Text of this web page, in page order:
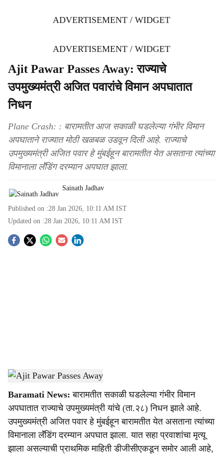
ADVERTISEMENT / WIDGET
ADVERTISEMENT / WIDGET
Ajit Pawar Passes Away: राज्याचे
उपमुख्यमंत्री अजित पवारांचे विमान अपघातात
निधन
Plane Crash: : बारामतीत आज सकाळी घडलेल्या गंभीर विमान
अपघाताने राज्यात मोठी खळबळ उडवून दिली आहे. राज्याचे
उपमुख्यमंत्री अजित पवार हे मुंबईहून बारामतीत येत असताना त्यांच्या
विमानाला लॅंडिंग दरम्यान अपघात झाला.
Sainath Jadhav
Published on :28 Jan 2026, 10:11 AM IST
Updated on :28 Jan 2026, 10:11 AM IST
S
a
r
e
Ajit Pawar Passes Away-Agrowon
Baramati News: बारामतीत सकाळी घडलेल्या गंभीर विमान
अपघातात राज्याचे उपमुख्यमंत्री यांचे (ता.२८) निधन झाले आहे.
उपमुख्यमंत्री अजित पवार हे मुंबईहून बारामतीत येत असताना त्यांच्या
विमानाला लॅंडिंग दरम्यान अपघात झाला. यात सहा प्रवाशांचा मृत्यू
झाला असल्याची प्राथमिक माहिती डीजीसीएकडून समोर आली आहे,